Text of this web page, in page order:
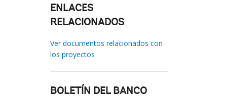
ENLACES
RELACIONADOS
Ver documentos relacionados con
los proyectos
BOLETÍN DEL BANCO